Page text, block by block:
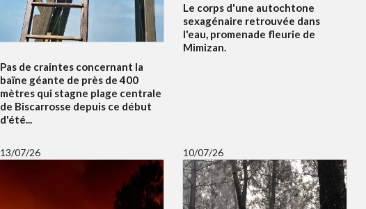
Pas de craintes concernant la
baïne géante de près de 400
mètres qui stagne plage centrale
de Biscarrosse depuis ce début
d'été...
Le corps d'une autochtone
sexagénaire retrouvée dans
l'eau, promenade fleurie de
Mimizan.
13/07/26 10/07/26